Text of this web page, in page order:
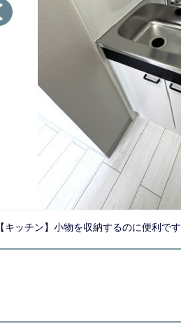
【キッチン】小物を収納するのに便利です